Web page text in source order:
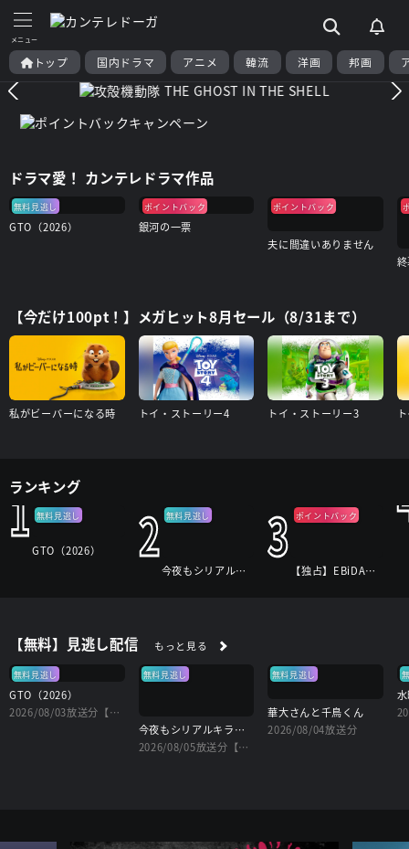
トップ 国内ドラマ アニメ 韓流 洋画 邦画
ドラマ愛！ カンテレドラマ作品
無料見逃し
GTO（2026）
ポイントバック
銀河の一票
ポイントバック
夫に間違いありません
【今だけ100pt！】メガヒット8月セール（8/31まで）
私がビーバーになる時 トイ・ストーリー4 トイ・ストーリー3
ランキング
1 無料見逃し
GTO（2026） 2 無料見逃し
今夜もシリアルキラーと待ち合わせ 3 ポイントバック
【独占】EBiDANのフォトリップ
【無料】見逃し配信 もっと見る
無料見逃し
GTO（2026）
2026/08/03放送分【字】
無料見逃し
今夜もシリアルキラーと待ち合わせ
2026/08/05放送分【字】
無料見逃し
華大さんと千鳥くん
2026/08/04放送分